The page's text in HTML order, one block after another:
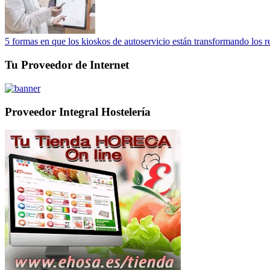
5 formas en que los kioskos de autoservicio están transformando los
Tu Proveedor de Internet
Proveedor Integral Hostelería